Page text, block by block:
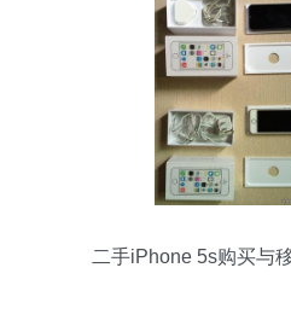
二手iPhone 5s购买与